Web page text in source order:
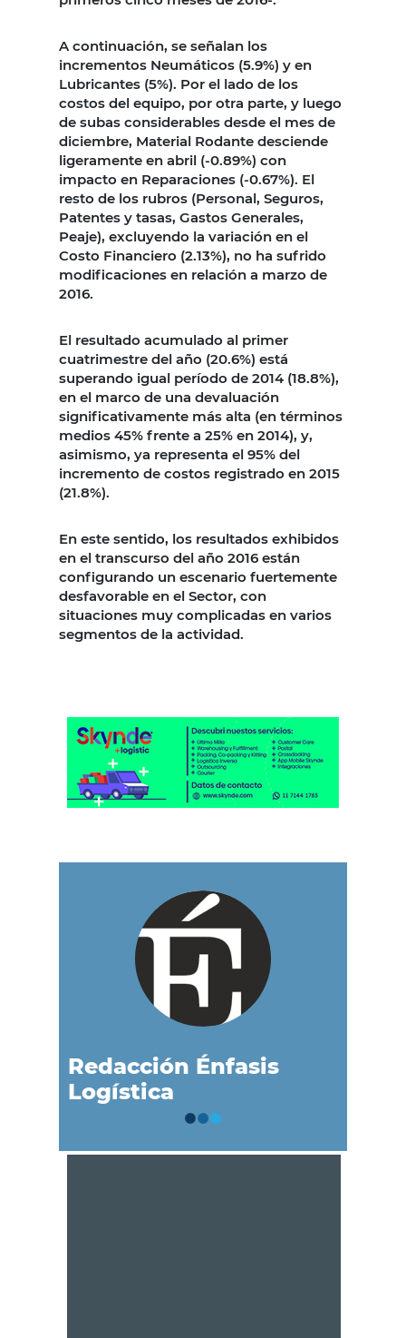
A continuación, se señalan los
incrementos Neumáticos (5.9%) y en
Lubricantes (5%). Por el lado de los
costos del equipo, por otra parte, y luego
de subas considerables desde el mes de
diciembre, Material Rodante desciende
ligeramente en abril (-0.89%) con
impacto en Reparaciones (-0.67%). El
resto de los rubros (Personal, Seguros,
Patentes y tasas, Gastos Generales,
Peaje), excluyendo la variación en el
Costo Financiero (2.13%), no ha sufrido
modificaciones en relación a marzo de
2016.
El resultado acumulado al primer
cuatrimestre del año (20.6%) está
superando igual período de 2014 (18.8%),
en el marco de una devaluación
significativamente más alta (en términos
medios 45% frente a 25% en 2014), y,
asimismo, ya representa el 95% del
incremento de costos registrado en 2015
(21.8%).
En este sentido, los resultados exhibidos
en el transcurso del año 2016 están
configurando un escenario fuertemente
desfavorable en el Sector, con
situaciones muy complicadas en varios
segmentos de la actividad.
Redacción Énfasis
Logística